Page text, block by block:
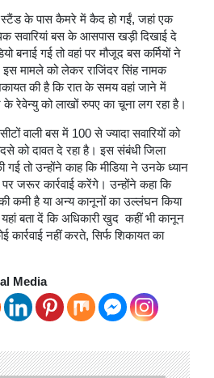
स्टैंड के पास कैमरे में कैद हो गईं, जहां एक
सवारियां बस के आसपास खड़ी दिखाई दे
बनाई गई तो वहां पर मौजूद बस कर्मियों ने
मामले को लेकर राजिंदर सिंह नामक
की है कि रात के समय वहां जाने में
रेवेन्यु को लाखों रुपए का चूना लग रहा है।
वाली बस में 100 से ज्यादा सवारियों को
को दावत दे रहा है। इस संबंधी जिला
गई तो उन्होंने काह कि मीडिया ने उनके ध्यान
जरूर कार्रवाई करेंगे। उन्होंने कहा कि
कमी है या अन्य कानूनों का उल्लंघन किया
यहां बता दें कि अधिकारी खुद कहीं भी कानून
कार्रवाई नहीं करते, सिर्फ शिकायत का
Media